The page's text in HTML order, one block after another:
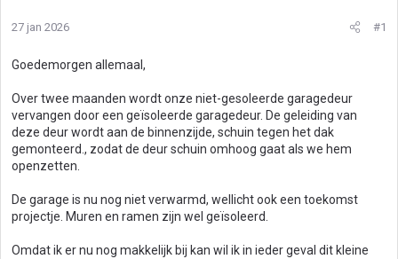
27 jan 2026 #1
Goedemorgen allemaal,
Over twee maanden wordt onze niet-gesoleerde garagedeur
vervangen door een geïsoleerde garagedeur. De geleiding van
deze deur wordt aan de binnenzijde, schuin tegen het dak
gemonteerd., zodat de deur schuin omhoog gaat als we hem
openzetten.
De garage is nu nog niet verwarmd, wellicht ook een toekomst
projectje. Muren en ramen zijn wel geïsoleerd.
Omdat ik er nu nog makkelijk bij kan wil ik in ieder geval dit kleine